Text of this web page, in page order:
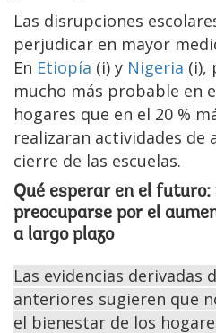
Las disrupciones
perjudicar en mayor
En Etiopía (i) y Nigeria (i),
mucho más probable en
hogares que en el 20 %
realizaran actividades de
cierre de las escuelas.
Qué esperar en el
preocuparse por el
a largo plazo
Las evidencias derivadas
anteriores sugieren que
el bienestar de los